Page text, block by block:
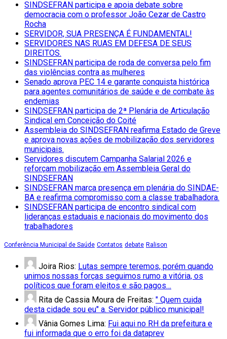
SINDSEFRAN participa e apoia debate sobre
democracia com o professor João Cezar de Castro
Rocha
SERVIDOR, SUA PRESENÇA É FUNDAMENTAL!
SERVIDORES NAS RUAS EM DEFESA DE SEUS
DIREITOS.
SINDSEFRAN participa de roda de conversa pelo fim
das violências contra as mulheres
Senado aprova PEC 14 e garante conquista histórica
para agentes comunitários de saúde e de combate às
endemias
SINDSEFRAN participa de 2ª Plenária de Articulação
Sindical em Conceição do Coité
Assembleia do SINDSEFRAN reafirma Estado de Greve
e aprova novas ações de mobilização dos servidores
municipais.
Servidores discutem Campanha Salarial 2026 e
reforçam mobilização em Assembleia Geral do
SINDSEFRAN
SINDSEFRAN marca presença em plenária do SINDAE-
BA e reafirma compromisso com a classe trabalhadora.
SINDSEFRAN participa de encontro sindical com
lideranças estaduais e nacionais do movimento dos
trabalhadores
Conferência Municipal de Saúde Contatos debate Ralison
Joira Rios: Lutas sempre teremos, porém quando
unimos nossas forças seguimos rumo a vitória, os
políticos que foram eleitos e são pagos…
Rita de Cassia Moura de Freitas: " Quem cuida
desta cidade sou eu" a. Servidor público municipal!
Vânia Gomes Lima: Fui aqui no RH da prefeitura e
fui informada que o erro foi da dataprev